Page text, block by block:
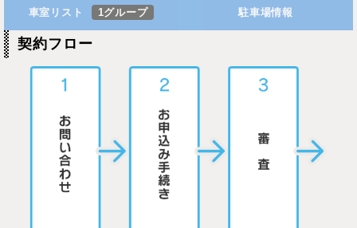
車室リスト 1グループ 駐車場情報
契約フロー